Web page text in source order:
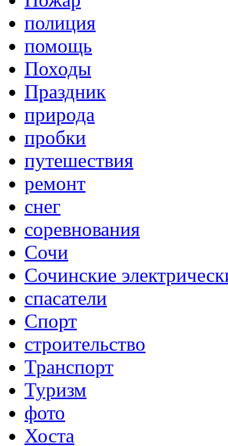
полиция
помощь
Походы
Праздник
природа
пробки
путешествия
ремонт
снег
соревнования
Сочи
Сочинские
спасатели
Спорт
строительство
Транспорт
Туризм
фото
Хоста